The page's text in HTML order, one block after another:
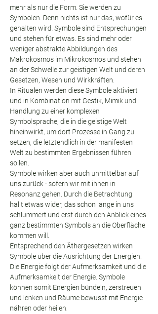
mehr als nur die Form. Sie werden zu
Symbolen. Denn nichts ist nur das, wofür es
gehalten wird. Symbole sind Entsprechungen
und stehen für etwas. Es sind mehr oder
weniger abstrakte Abbildungen des
Makrokosmos im Mikrokosmos und stehen
an der Schwelle zur geistigen Welt und deren
Gesetzen, Wesen und Wirkkräften.
In Ritualen werden diese Symbole aktiviert
und in Kombination mit Gestik, Mimik und
Handlung zu einer komplexen
Symbolsprache, die in die geistige Welt
hineinwirkt, um dort Prozesse in Gang zu
setzen, die letztendlich in der manifesten
Welt zu bestimmten Ergebnissen führen
sollen.
Symbole wirken aber auch unmittelbar auf
uns zurück - sofern wir mit ihnen in
Resonanz gehen. Durch die Betrachtung
hallt etwas wider, das schon lange in uns
schlummert und erst durch den Anblick eines
ganz bestimmten Symbols an die Oberfläche
kommen will.
Entsprechend den Äthergesetzen wirken
Symbole über die Ausrichtung der Energien.
Die Energie folgt der Aufmerksamkeit und die
Aufmerksamkeit der Energie. Symbole
können somit Energien bündeln, zerstreuen
und lenken und Räume bewusst mit Energie
nähren oder heilen.